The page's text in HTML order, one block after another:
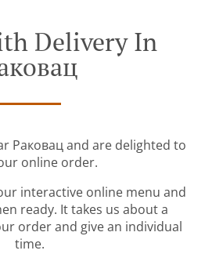
Delivery In
Раковац and are delighted to
online order.
interactive online menu and
ready. It takes us about a
order and give an individual
time.